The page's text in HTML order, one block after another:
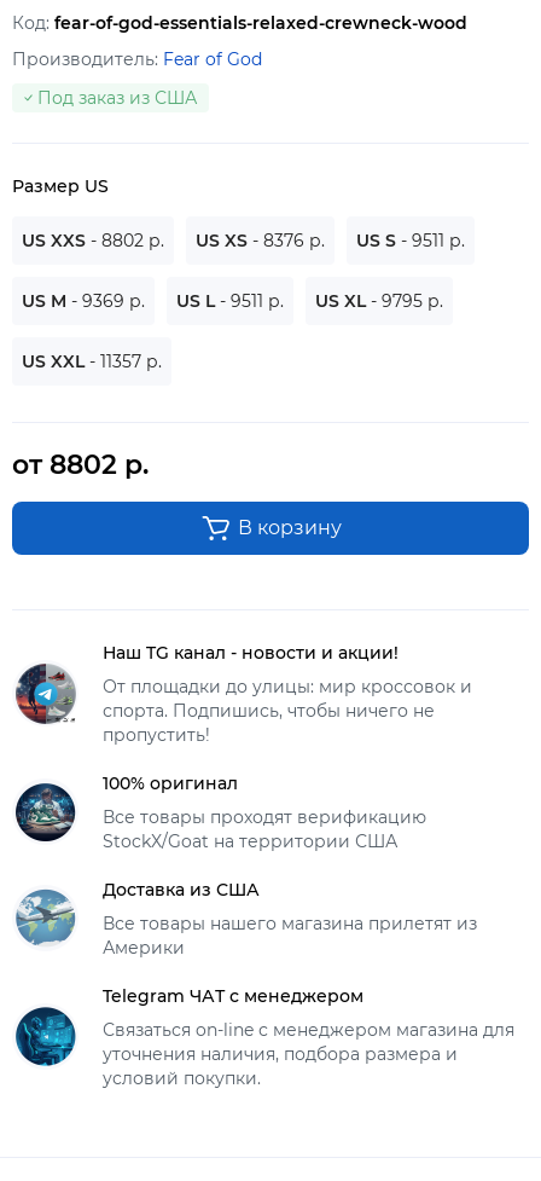
Код: fear-of-god-essentials-relaxed-crewneck-wood
Производитель: Fear of God
Под заказ из США
Размер US
US XXS - 8802 р. US XS - 8376 р. US S - 9511 р.
US M - 9369 р. US L- 9511 р. US XL- 9795 р.
US XXL- 11357 р.
от 8802 р.
В корзину
Наш TG канал - новости и акции!
От площадки до улицы: мир кроссовок и
спорта. Подпишись, чтобы ничего не
пропустить!
100% оригинал
Все товары проходят верификацию
StockX/Goat на территории США
Доставка из США
Все товары нашего магазина прилетят из
Америки
Telegram ЧАТ с менеджером
Связаться on-line с менеджером магазина для
уточнения наличия, подбора размера и
условий покупки.